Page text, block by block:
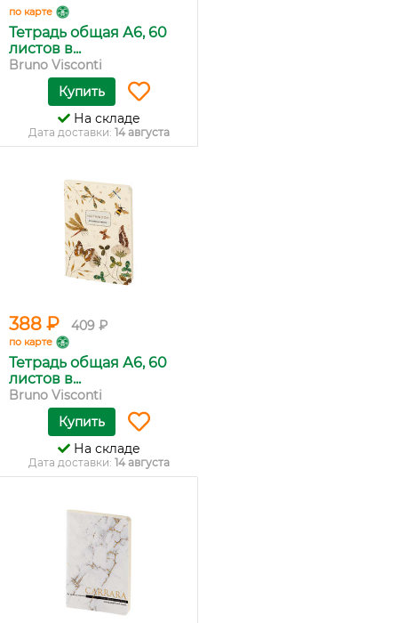
по карте
Тетрадь общая А6, 60
листов в...
Bruno Visconti
Купить
На складе
Дата доставки: 14 августа
388 ₽ 409 ₽
по карте
Тетрадь общая А6, 60
листов в...
Bruno Visconti
Купить
На складе
Дата доставки: 14 августа